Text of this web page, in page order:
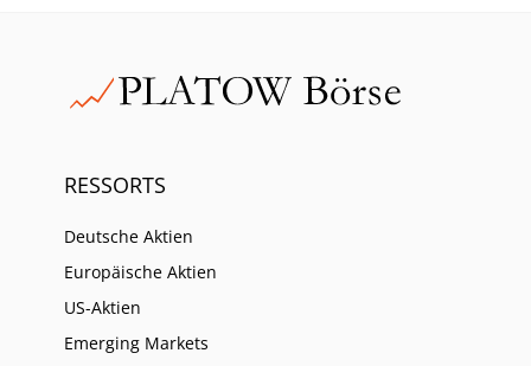
RESSORTS
Deutsche Aktien
Europäische Aktien
US-Aktien
Emerging Markets